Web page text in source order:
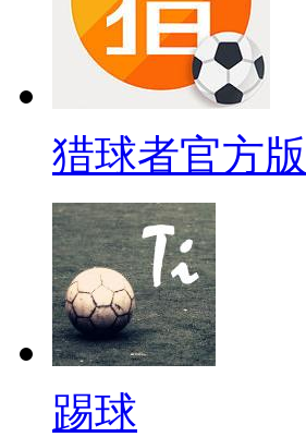
猎球者官方版
踢球